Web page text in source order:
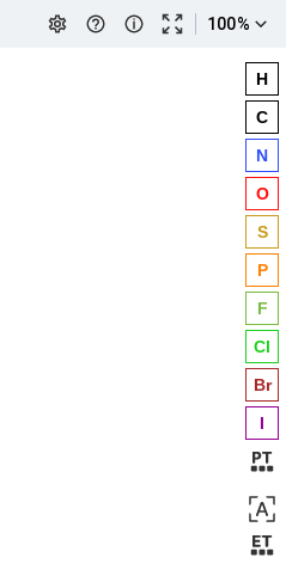
100%
H
C
N
O
S
P
F
Cl
Br
I